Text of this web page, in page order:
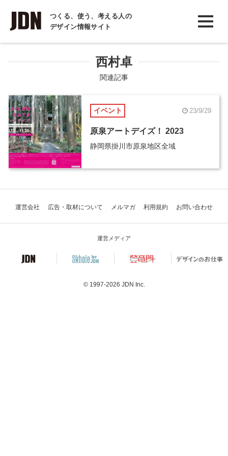
つくる、使う、考える人の
デザイン情報サイト
INTERVIEW
インタビュー
COLUMN
コラム
西村卓
関連記事
イベント 23/9/29
原泉アートデイズ！ 2023
静岡県掛川市原泉地区全域
運営会社 広告・取材について メルマガ 利用規約 お問い合わせ
運営メディア
© 1997-2026 JDN Inc.